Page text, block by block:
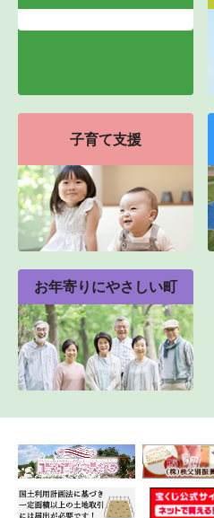
子育て支援
お年寄りにやさしい町